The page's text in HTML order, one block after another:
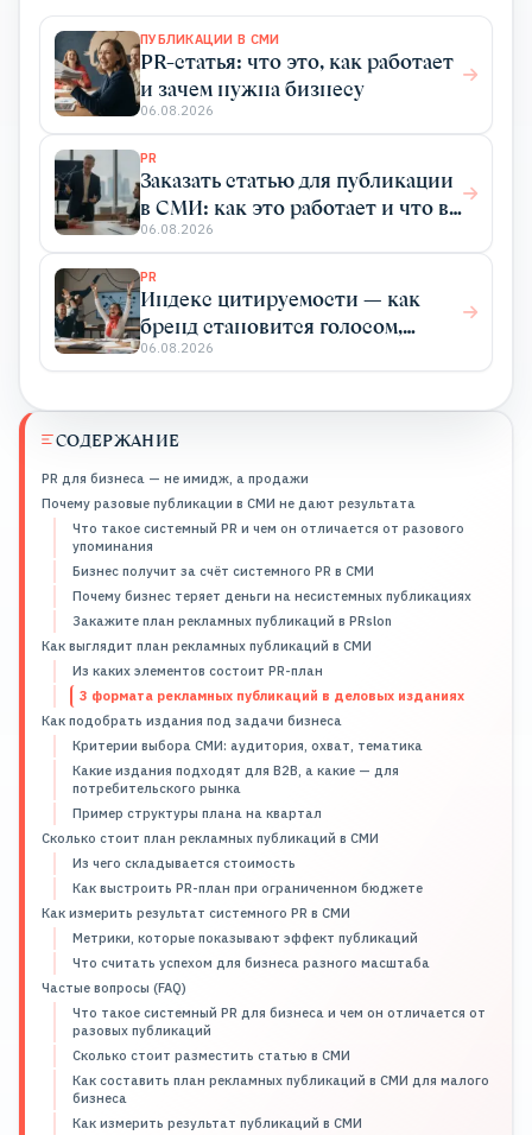
СОДЕРЖАНИЕ
PR для бизнеса — не имидж, а продажи
Почему разовые публикации в СМИ не дают результата
Что такое системный PR и чем он отличается от разового
упоминания
Бизнес получит за счёт системного PR в СМИ
Почему бизнес теряет деньги на несистемных публикациях
Закажите план рекламных публикаций в PRslon
Как выглядит план рекламных публикаций в СМИ
Из каких элементов состоит PR-план
3 формата рекламных публикаций в деловых изданиях
Как подобрать издания под задачи бизнеса
Критерии выбора СМИ: аудитория, охват, тематика
Какие издания подходят для B2B, а какие — для
потребительского рынка
Пример структуры плана на квартал
Сколько стоит план рекламных публикаций в СМИ
Из чего складывается стоимость
Как выстроить PR-план при ограниченном бюджете
Как измерить результат системного PR в СМИ
Метрики, которые показывают эффект публикаций
Что считать успехом для бизнеса разного масштаба
Частые вопросы (FAQ)
Что такое системный PR для бизнеса и чем он отличается от
разовых публикаций
Сколько стоит разместить статью в СМИ
Как составить план рекламных публикаций в СМИ для малого
бизнеса
Как измерить результат публикаций в СМИ
ПУБЛИКАЦИИ В СМИ
PR-статья: что это, как работает
и зачем нужна бизнесу
06.08.2026
PR
Заказать статью для публикации
в СМИ: как это работает и что вы
получаете
06.08.2026
PR
Индекс цитируемости — как
бренд становится голосом,
который цитируют
06.08.2026